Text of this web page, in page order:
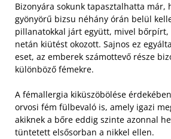
Bizonyára sokunk tapasztalhatta már,
gyönyörű bizsu néhány órán belül
pillanatokkal járt együtt, mivel bőrpírt,
netán kiütést okozott. Sajnos ez
eset, az emberek számottevő része
különböző fémekre.
A fémallergia kiküszöbölése
orvosi fém fülbevaló is, amely igazi
akiknek a bőre eddig szinte azonnal
tüntetett elsősorban a nikkel ellen.